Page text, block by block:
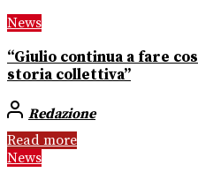
News
“Giulio continua a fare
storia collettiva”
Redazione
Read more
News